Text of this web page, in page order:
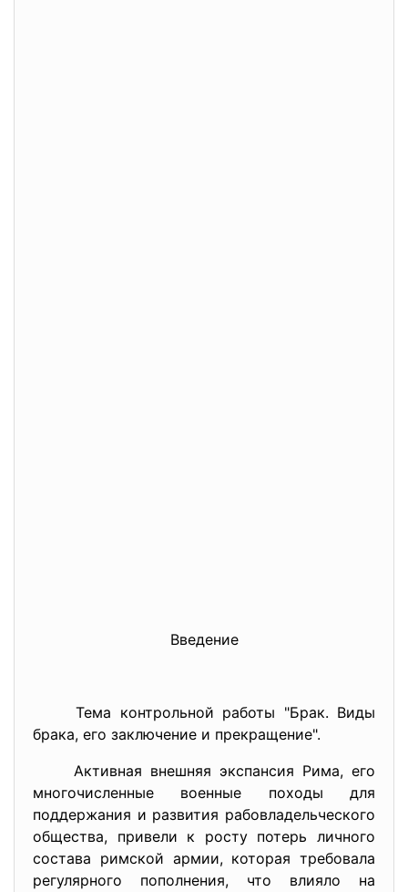
Введение
Тема контрольной работы "Брак. Виды
брака, его заключение и прекращение".
Активная внешняя экспансия Рима, его
многочисленные военные походы для
поддержания и развития рабовладельческого
общества, привели к росту потерь личного
состава римской армии, которая требовала
регулярного пополнения, что влияло на